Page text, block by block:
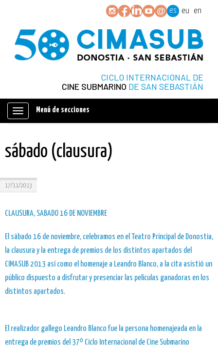
es eu en
CICLO INTERNACIONAL DE
CINE SUBMARINO DE SAN SEBASTIÁN
Mostrar/ocultar
Menú de secciones
sábado (clausura)
17/11/2013
CLAUSURA, SABADO 16 DE NOVIEMBRE
El sábado 16 de noviembre, celebramos en el Teatro Principal de Donostia,
la clausura y la entrega de premios de los distintos apartados del
CIMASUB 2013 así como el homenaje a Leandro Blanco, a la cita asistió un
público dispuesto a disfrutar y presenciar las películas ganadoras en los
distintos apartados.
El realizador gallego Leandro Blanco fue la persona homenajeada en la
entrega de premios del 37º Ciclo Internacional de Cine Submarino